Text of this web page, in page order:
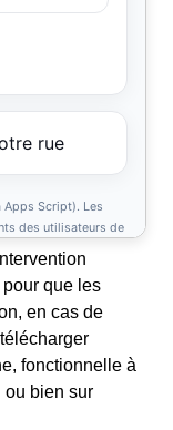
que les
en cas de
fonctionnelle à
ou bien sur